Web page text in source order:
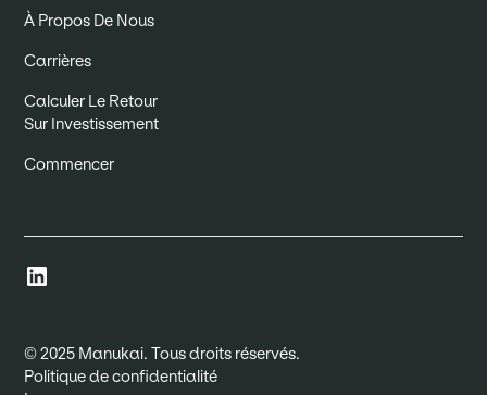
À Propos De Nous
Carrières
Calculer Le Retour
Sur Investissement
Commencer
© 2025 Manukai. Tous droits réservés.
Politique de confidentialité